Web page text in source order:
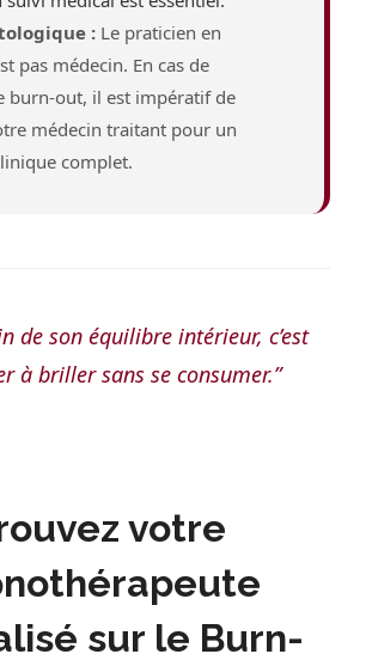
: Le praticien en
pas médecin. En cas de
burn-out, il est impératif de
médecin traitant pour un
complet.
de son équilibre intérieur, c’est
à briller sans se consumer.”
votre
sur le Burn-